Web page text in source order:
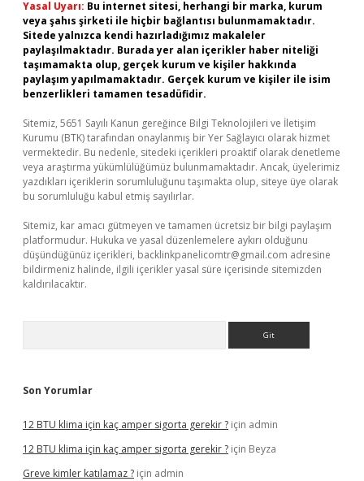
Yasal Uyarı: Bu internet sitesi, herhangi bir marka, kurum
veya şahıs şirketi ile hiçbir bağlantısı bulunmamaktadır.
Sitede yalnızca kendi hazırladığımız makaleler
paylaşılmaktadır. Burada yer alan içerikler haber niteliği
taşımamakta olup, gerçek kurum ve kişiler hakkında
paylaşım yapılmamaktadır. Gerçek kurum ve kişiler ile isim
benzerlikleri tamamen tesadüfidir.
Sitemiz, 5651 Sayılı Kanun gereğince Bilgi Teknolojileri ve İletişim
Kurumu (BTK) tarafından onaylanmış bir Yer Sağlayıcı olarak hizmet
vermektedir. Bu nedenle, sitedeki içerikleri proaktif olarak denetleme
veya araştırma yükümlülüğümüz bulunmamaktadır. Ancak, üyelerimiz
yazdıkları içeriklerin sorumluluğunu taşımakta olup, siteye üye olarak
bu sorumluluğu kabul etmiş sayılırlar.
Sitemiz, kar amacı gütmeyen ve tamamen ücretsiz bir bilgi paylaşım
platformudur. Hukuka ve yasal düzenlemelere aykırı olduğunu
düşündüğünüz içerikleri, backlinkpanelicomtr@gmail.com adresine
bildirmeniz halinde, ilgili içerikler yasal süre içerisinde sitemizden
kaldırılacaktır.
Son Yorumlar
12 BTU klima için kaç amper sigorta gerekir ? için admin
12 BTU klima için kaç amper sigorta gerekir ? için Beyza
Greve kimler katılamaz ? için admin